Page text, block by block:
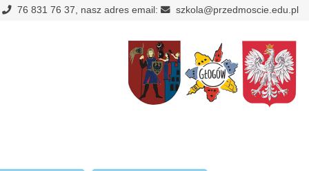
76 831 76 37, nasz adres email: szkola@przedmoscie.edu.pl